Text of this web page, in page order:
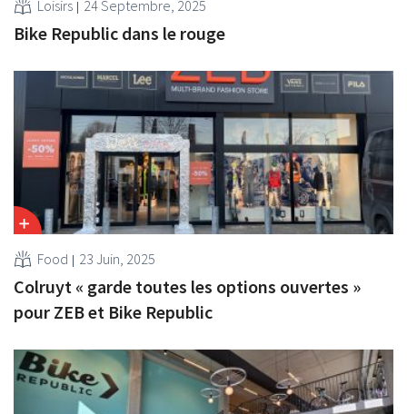
Loisirs 24 Septembre, 2025
Bike Republic dans le rouge
Food 23 Juin, 2025
Colruyt « garde toutes les options ouvertes »
pour ZEB et Bike Republic